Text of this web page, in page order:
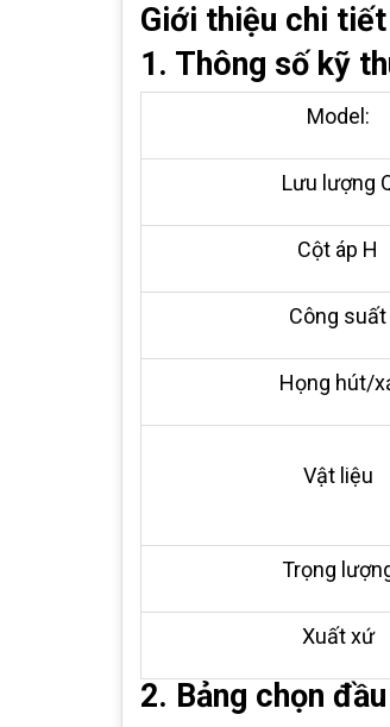
Giới thiệu chi
1. Thông số kỹ
Model:
Lưu lượng
Cột áp H
Công suất
Họng hút/
Vật liệu
Trọng
Xuất xứ
2. Bảng chọn